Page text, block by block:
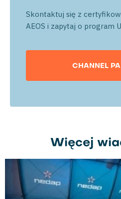
Skontaktuj się z
AEOS i zapytaj o program
CHANNEL
Więcej